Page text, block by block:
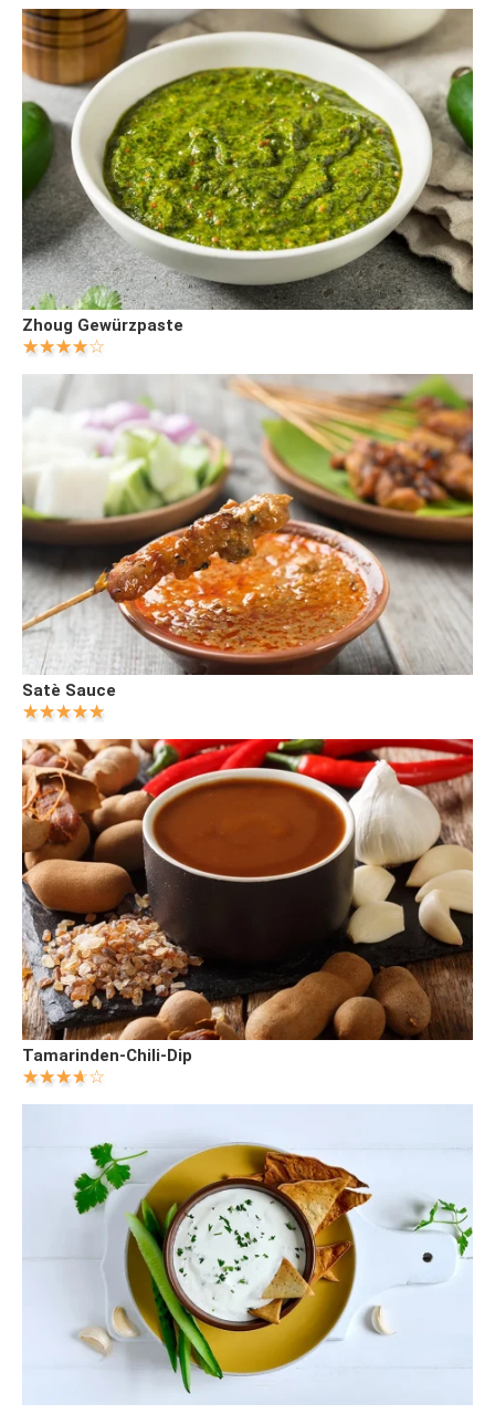
Zhoug Gewürzpaste
Satè Sauce
Tamarinden-Chili-Dip